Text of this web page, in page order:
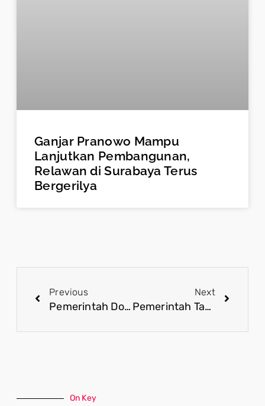
Ganjar Pranowo Mampu
Lanjutkan Pembangunan,
Relawan di Surabaya Terus
Bergerilya
Previous
Pemerintah Dorong RUU Perampasan Aset sebagai Pilar Reformasi Hukum
Next
Pemerintah Targetkan Pembentukan Ratusan Sekolah Rakyat Setiap Tahun Cetak SDM Unggul
On Key